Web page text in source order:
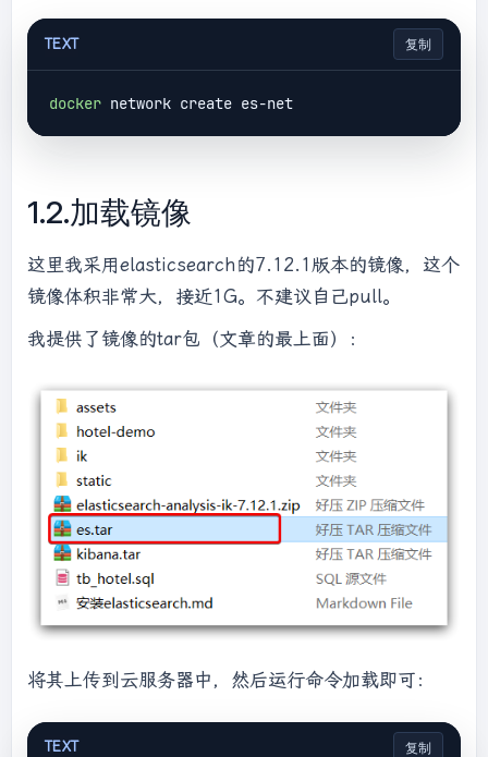
TEXT 复制
docker
1.2.加载镜像
这里我采用elasticsearch的7.12.1版本的镜像，这个
镜像体积非常大，接近1G。不建议自己pull。
我提供了镜像的tar包（文章的最上面）：
将其上传到云服务器中，然后运行命令加载即可：
TEXT 复制